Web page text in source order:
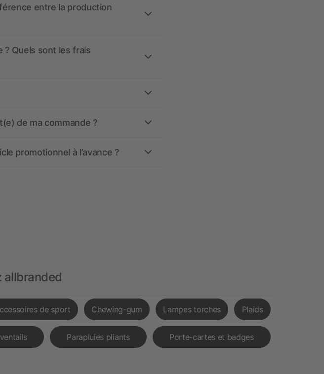
entre la production
? Quels sont les frais
de ma commande ?
promotionnel à l’avance ?
allbranded
de sport Chewing-gum Lampes torches Plaids
Parapluies pliants Porte-cartes et badges